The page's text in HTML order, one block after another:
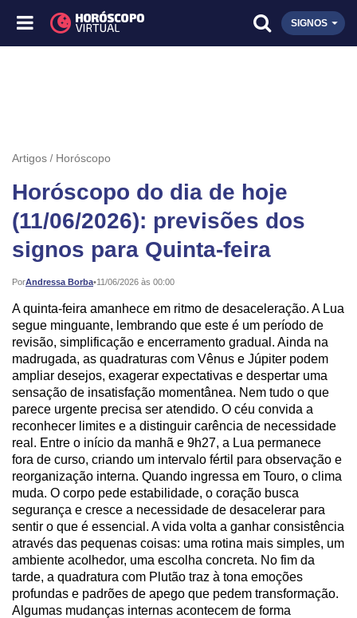
SIGNOS
Artigos Horóscopo
Horóscopo do dia de hoje
(11/06/2026): previsões dos
signos para Quinta-feira
PorAndressa Borba•
Publicado: 11/06/2026 às 00:00
A quinta-feira amanhece em ritmo de desaceleração. A Lua
segue minguante, lembrando que este é um período de
revisão, simplificação e encerramento gradual. Ainda na
madrugada, as quadraturas com Vênus e Júpiter podem
ampliar desejos, exagerar expectativas e despertar uma
sensação de insatisfação momentânea. Nem tudo o que
parece urgente precisa ser atendido. O céu convida a
reconhecer limites e a distinguir carência de necessidade
real. Entre o início da manhã e 9h27, a Lua permanece
fora de curso, criando um intervalo fértil para observação e
reorganização interna. Quando ingressa em Touro, o clima
muda. O corpo pede estabilidade, o coração busca
segurança e cresce a necessidade de desacelerar para
sentir o que é essencial. A vida volta a ganhar consistência
através das pequenas coisas: uma rotina mais simples, um
ambiente acolhedor, uma escolha concreta. No fim da
tarde, a quadratura com Plutão traz à tona emoções
profundas e padrões de apego que pedem transformação.
Algumas mudanças internas acontecem de forma